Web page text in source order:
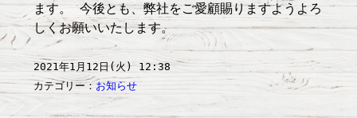
ます。 今後とも、弊社をご愛顧賜りますようよろ
しくお願いいたします。
2021年1月12日(火) 12:38
カテゴリー：お知らせ